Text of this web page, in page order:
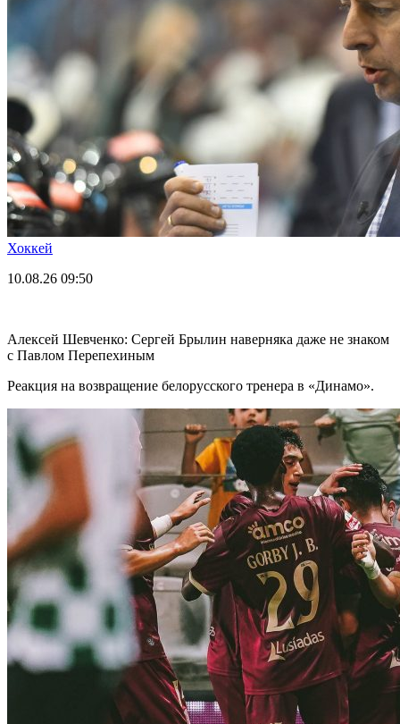
Хоккей
10.08.26 09:50
Алексей Шевченко: Сергей Брылин наверняка даже не знаком
с Павлом Перепехиным
Реакция на возвращение белорусского тренера в «Динамо».